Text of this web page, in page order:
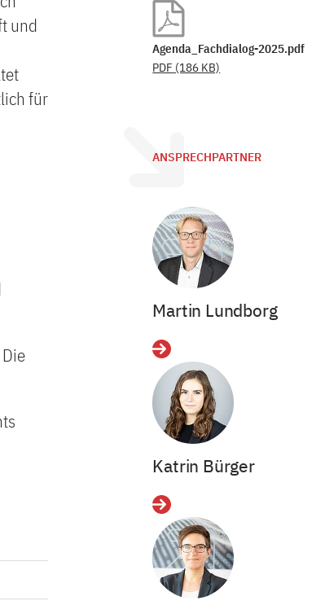
und
für
Agenda_Fachdialog-2025.pdf
PDF (186 KB)
ANSPRECHPARTNER
Martin Lundborg
Details
Katrin Bürger
Details